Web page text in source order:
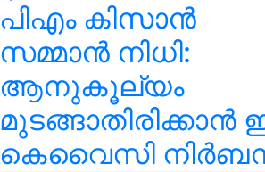
പിഎം കിസാൻ
സമ്മാൻ നിധി:
ആനുകൂല്യം
മുടങ്ങാതിരിക്കാൻ
കെവൈസി